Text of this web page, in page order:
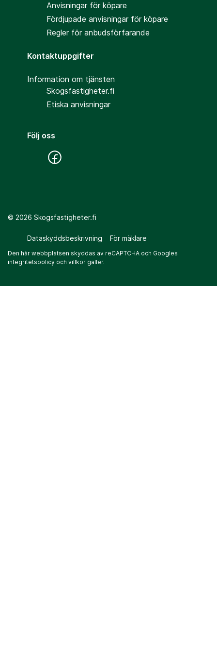
Anvisningar för köpare
Fördjupade anvisningar för köpare
Regler för anbudsförfarande
Kontaktuppgifter
Information om tjänsten
Skogsfastigheter.fi
Etiska anvisningar
Följ oss
© 2026 Skogsfastigheter.fi
Dataskyddsbeskrivning För mäklare
Den här webbplatsen skyddas av reCAPTCHA och Googles
integritetspolicy och villkor gäller.